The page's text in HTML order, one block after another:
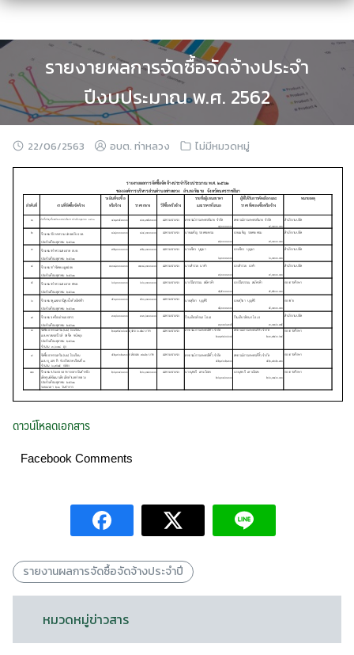
Skip
content
รายงายผลการจัดซื้อจัดจ้างประจำ
ปีงบประมาณ พ.ศ. 2562
22/06/2563 อบต. ท่าหลวง ไม่มีหมวดหมู่
ดาวน์โหลดเอกสาร
Facebook Comments
รายงานผลการจัดซื้อจัดจ้างประจำปี
หมวดหมู่ข่าวสาร